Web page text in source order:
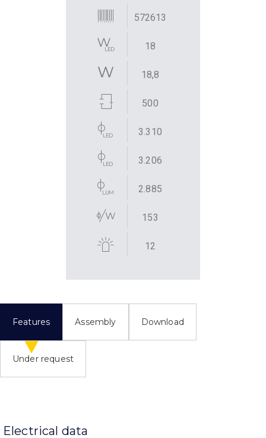
572613
18
18,8
500
3.310
3.206
2.885
153
12
Features Assembly Download
Under request
Electrical data